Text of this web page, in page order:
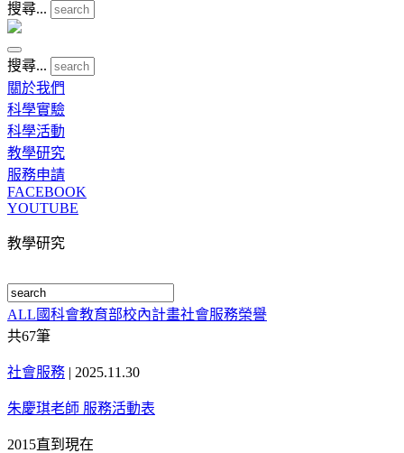
搜尋...
搜尋...
關於我們
科學實驗
科學活動
教學研究
服務申請
FACEBOOK
YOUTUBE
教學研究
ALL 國科會教育部校內計畫社會服務榮譽
共67筆
社會服務 | 2025.11.30
朱慶琪老師 服務活動表
2015直到現在